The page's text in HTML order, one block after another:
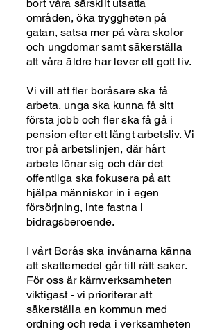
bort våra särskilt utsatta
områden, öka tryggheten på
gatan, satsa mer på våra skolor
och ungdomar samt säkerställa
att våra äldre har lever ett gott liv.
Vi vill att fler boråsare ska få
arbeta, unga ska kunna få sitt
första jobb och fler ska få gå i
pension efter ett långt arbetsliv. Vi
tror på arbetslinjen, där hårt
arbete lönar sig och där det
offentliga ska fokusera på att
hjälpa människor in i egen
försörjning, inte fastna i
bidragsberoende.
I vårt Borås ska invånarna känna
att skattemedel går till rätt saker.
För oss är kärnverksamheten
viktigast - vi prioriterar att
säkerställa en kommun med
ordning och reda i verksamheten